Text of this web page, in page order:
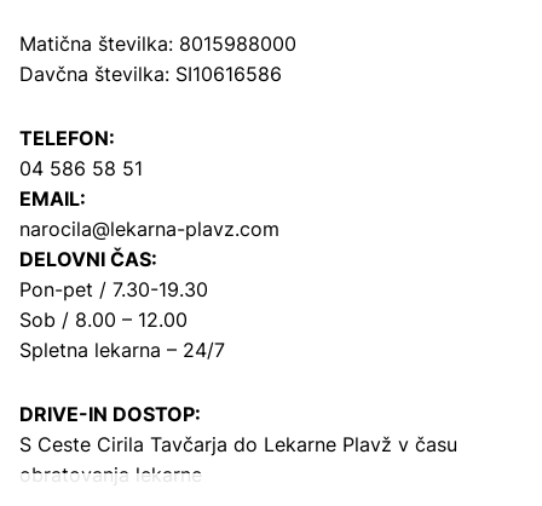
Matična številka: 8015988000
Davčna številka: SI10616586
TELEFON:
04 586 58 51
EMAIL:
narocila@lekarna-plavz.com
DELOVNI ČAS:
Pon-pet / 7.30-19.30
Sob / 8.00 – 12.00
Spletna lekarna – 24/7
DRIVE-IN DOSTOP:
S Ceste Cirila Tavčarja do Lekarne Plavž v času
obratovanja lekarne